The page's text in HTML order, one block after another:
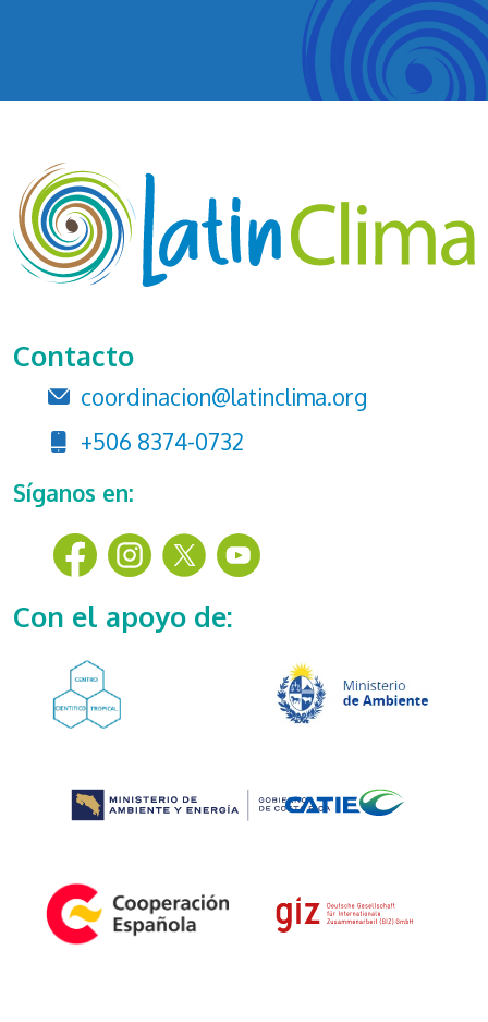
Contacto
coordinacion@latinclima.org
+506 8374-0732
Síganos en:
Con el apoyo de: